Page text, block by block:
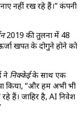
नहीं रख रहे हैं।” कंपनी
2019 की तुलना में 48
खपत के दोगुने होने को
ने निक्केईके साथ एक
किया, “और हम अभी भी
हैं। जाहिर है, AI निवेश